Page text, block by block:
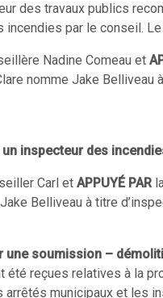
des travaux publics
par le conseil.
Nadine Comeau et
nomme Jake Belliveau
inspecteur des
Carl et APPUYÉ PAR
Belliveau à titre
soumission –
reçues relatives à la
arrêtés municipaux et les